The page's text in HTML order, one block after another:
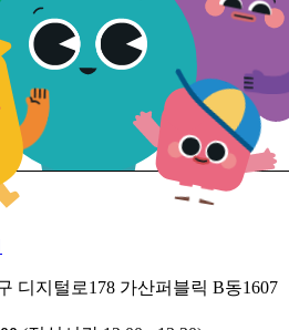
디지털로178 가산퍼블릭 B동1607